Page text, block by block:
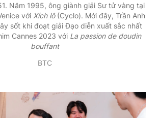
Năm 1995, ông giành giải Sư tử vàng tại
với Xích lô(Cyclo). Mới đây, Trần Anh
sốt khi đoạt giải Đạo diễn xuất sắc nhất
Cannes 2023 với La passion de doudin
bouffant
BTC